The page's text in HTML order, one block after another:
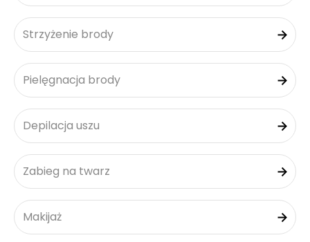
Strzyżenie brody
Pielęgnacja brody
Depilacja uszu
Zabieg na twarz
Makijaż